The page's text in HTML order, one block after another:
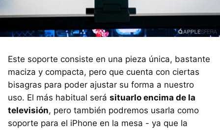
Este soporte consiste en una pieza única, bastante
maciza y compacta, pero que cuenta con ciertas
bisagras para poder ajustar su forma a nuestro
uso. El más habitual será situarlo encima de la
televisión, pero también podremos usarla como
soporte para el iPhone en la mesa - ya que la